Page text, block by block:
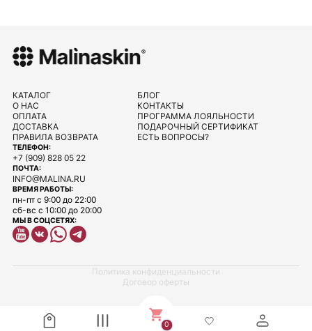
0
ТЕЛЕФОН:
+7 (909) 828 05 22
ПОЧТА:
INFO@MALINA.RU
ВРЕМЯ РАБОТЫ:
пн-пт с 9:00 до 22:00
сб-вс с 10:00 до 20:00
МЫ В СОЦСЕТЯХ:
КАТАЛОГ
О НАС
ОПЛАТА
ДОСТАВКА
ПРАВИЛА ВОЗВРАТА
БЛОГ
КОНТАКТЫ
ПРОГРАММА ЛОЯЛЬНОСТИ
ПОДАРОЧНЫЙ СЕРТИФИКАТ
ЕСТЬ ВОПРОСЫ?
Политика конфиденциальности
Договор оферты